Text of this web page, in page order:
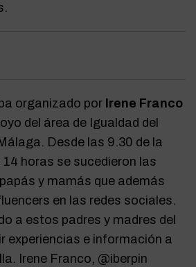
organizado por Irene Franco
del área de Igualdad del
Desde las 9.30 de la
horas se sucedieron las
y mamás que además
en las redes sociales.
a estos padres y madres del
experiencias e información a
Irene Franco, @iberpin